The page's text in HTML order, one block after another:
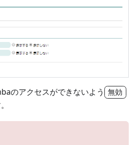
のアクセスができないよう 無効